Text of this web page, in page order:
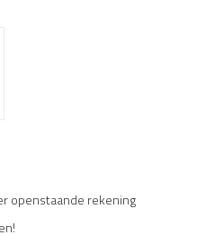
openstaande rekening